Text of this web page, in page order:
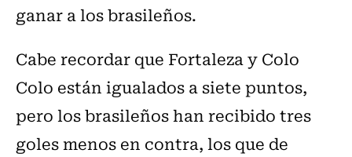
ganar a los brasileños.
Cabe recordar que Fortaleza y Colo
Colo están igualados a siete puntos,
pero los brasileños han recibido tres
goles menos en contra, los que de